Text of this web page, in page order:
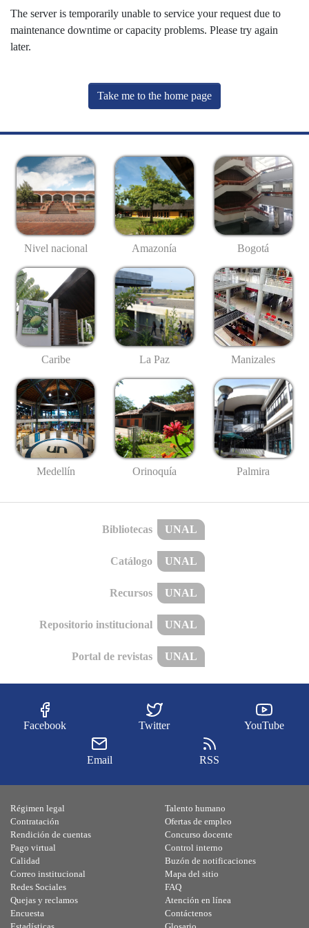
The server is temporarily unable to service your request due to
maintenance downtime or capacity problems. Please try again
later.
Take me to the home page
Nivel nacional Amazonía Bogotá
Caribe La Paz Manizales
Medellín Orinoquía Palmira
Bibliotecas UNAL
Catálogo UNAL
Recursos UNAL
Repositorio institucional UNAL
Portal de revistas UNAL
Facebook Twitter YouTube
Email RSS
Régimen legal
Contratación
Rendición de cuentas
Pago virtual
Calidad
Talento humano
Ofertas de empleo
Concurso docente
Control interno
Buzón de notificaciones
Correo institucional
Redes Sociales
Quejas y reclamos
Encuesta
Mapa del sitio
FAQ
Atención en línea
Contáctenos